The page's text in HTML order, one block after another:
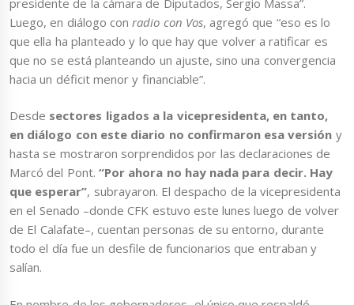
Luego, en diálogo conradio con Vos, agregó que “eso es lo
que ella ha planteado y lo que hay que volver a ratificar es
que no se está planteando un ajuste, sino una convergencia
hacia un déficit menor y financiable”.
Desde sectores ligados a la vicepresidenta, en tanto,
en diálogo con este diario no confirmaron esa versión y
hasta se mostraron sorprendidos por las declaraciones de
Marcó del Pont. “Por ahora no hay nada para decir. Hay
que esperar”, subrayaron. El despacho de la vicepresidenta
en el Senado –donde CFK estuvo este lunes luego de volver
de El Calafate–, cuentan personas de su entorno, durante
todo el día fue un desfile de funcionarios que entraban y
salían.